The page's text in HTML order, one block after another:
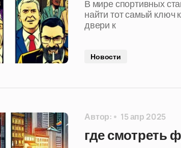
В мире спортивных
найти тот самый ключ
двери к
Новости
Автор: 15 апр 2025
где смотреть